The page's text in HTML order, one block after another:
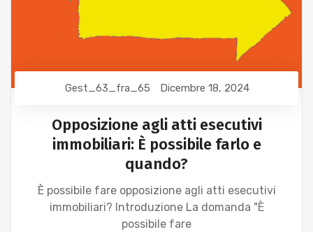
Gest_63_fra_65 Dicembre 18, 2024
Opposizione agli atti esecutivi
immobiliari: È possibile farlo e
quando?
È possibile fare opposizione agli atti esecutivi
immobiliari? Introduzione La domanda "È
possibile fare